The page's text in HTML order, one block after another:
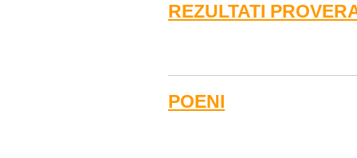
REZULTATI
POENI